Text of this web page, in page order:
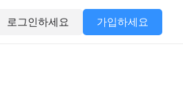
로그인하세요 가입하세요